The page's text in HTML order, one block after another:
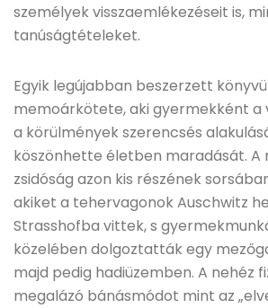
személyek visszaemlékezéseit is,
tanúságtételeket.
Egyik legújabban beszerzett
memoárkötete, aki gyermekként a
a körülmények szerencsés
köszönhette életben maradását. A
zsidóság azon kis részének
akiket a tehervagonok Auschwitz
Strasshofba vittek, s
közelében dolgoztatták egy
majd pedig hadiüzemben. A nehéz
megalázó bánásmódot mint az